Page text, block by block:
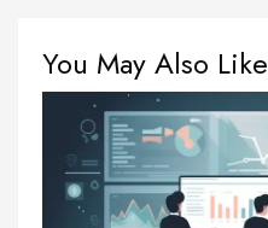
You May Also Like